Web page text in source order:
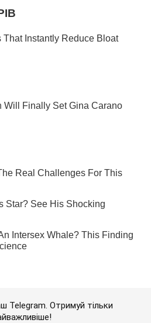
Telegram. Отримуй тільки